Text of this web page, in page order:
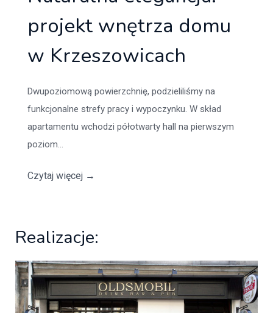
projekt wnętrza domu
w Krzeszowicach
Dwupoziomową powierzchnię, podzieliliśmy na
funkcjonalne strefy pracy i wypoczynku. W skład
apartamentu wchodzi półotwarty hall na pierwszym
poziom...
Czytaj więcej →
Realizacje: